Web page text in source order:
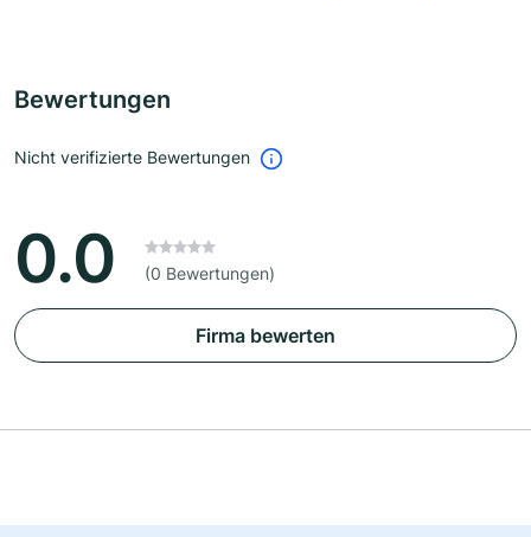
Bewertungen
Nicht verifizierte Bewertungen
0.0 (0 Bewertungen)
Firma bewerten